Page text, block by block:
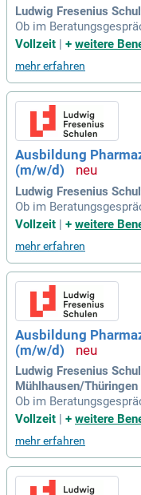
Ludwig Fresenius
Ob im
oder im Labor: PTA
g. In der Apotheke
n im Mittelpunkt.
Vollzeit
+ weitere
mehr erfahren
Ausbildung
(m/w/d)
Ludwig Fresenius
Ob im
oder im Labor: PTA
g. In der Apotheke
n im Mittelpunkt.
Vollzeit | + weitere
mehr erfahren
Ausbildung
(m/w/d)
Ludwig Fresenius
Mühlhausen/Thüringen
Ob im
oder im Labor: PTA
g. In der Apotheke
n im Mittelpunkt.
Vollzeit | + weitere
mehr erfahren